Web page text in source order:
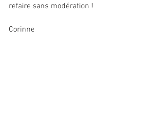
refaire sans modération !
Corinne